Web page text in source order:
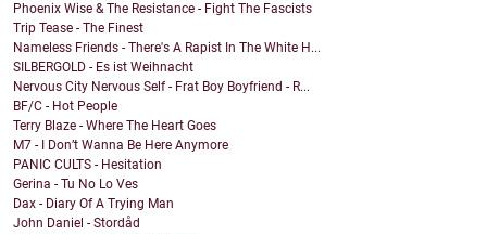
Phoenix Wise & The Resistance - Fight The Fascists
Trip Tease - The Finest
Nameless Friends - There's A Rapist In The White H...
SILBERGOLD - Es ist Weihnacht
Nervous City Nervous Self - Frat Boy Boyfriend - R...
BF/C - Hot People
Terry Blaze - Where The Heart Goes
M7 - I Don’t Wanna Be Here Anymore
PANIC CULTS - Hesitation
Gerina - Tu No Lo Ves
Dax - Diary Of A Trying Man
John Daniel - Stordåd